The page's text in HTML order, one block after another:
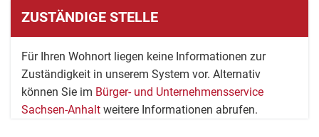
ZUSTÄNDIGE STELLE
Für Ihren Wohnort liegen keine Informationen zur
Zuständigkeit in unserem System vor. Alternativ
können Sie im Bürger- und Unternehmensservice
Sachsen-Anhalt weitere Informationen abrufen.